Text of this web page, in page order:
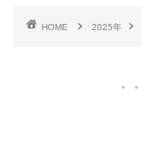
HOME 2025年